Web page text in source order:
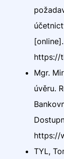
https://
Mgr.
úvěru.
https://
TYL,